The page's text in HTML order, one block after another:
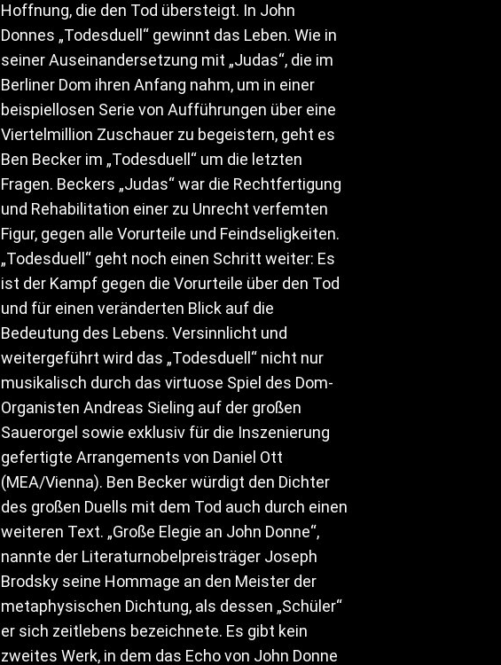
Hoffnung, die den Tod übersteigt. In John
Donnes „Todesduell“ gewinnt das Leben. Wie in
seiner Auseinandersetzung mit „Judas“, die im
Berliner Dom ihren Anfang nahm, um in einer
beispiellosen Serie von Aufführungen über eine
Viertelmillion Zuschauer zu begeistern, geht es
Ben Becker im „Todesduell“ um die letzten
Fragen. Beckers „Judas“ war die Rechtfertigung
und Rehabilitation einer zu Unrecht verfemten
Figur, gegen alle Vorurteile und Feindseligkeiten.
„Todesduell“ geht noch einen Schritt weiter: Es
ist der Kampf gegen die Vorurteile über den Tod
und für einen veränderten Blick auf die
Bedeutung des Lebens. Versinnlicht und
weitergeführt wird das „Todesduell“ nicht nur
musikalisch durch das virtuose Spiel des Dom-
Organisten Andreas Sieling auf der großen
Sauerorgel sowie exklusiv für die Inszenierung
gefertigte Arrangements von Daniel Ott
(MEA/Vienna). Ben Becker würdigt den Dichter
des großen Duells mit dem Tod auch durch einen
weiteren Text. „Große Elegie an John Donne“,
nannte der Literaturnobelpreisträger Joseph
Brodsky seine Hommage an den Meister der
metaphysischen Dichtung, als dessen „Schüler“
er sich zeitlebens bezeichnete. Es gibt kein
zweites Werk, in dem das Echo von John Donne